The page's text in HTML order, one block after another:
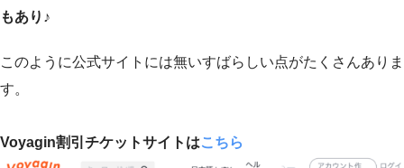
もあり♪
このように公式サイトには無いすばらしい点がたくさんありま
す。
Voyagin割引チケットサイトはこちら